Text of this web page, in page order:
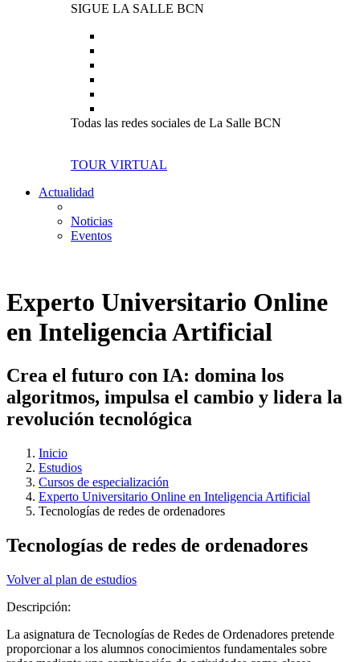
SIGUE LA SALLE BCN
Todas las redes sociales de La Salle BCN
TOUR VIRTUAL
Actualidad
Noticias
Eventos
Experto Universitario Online
en Inteligencia Artificial
Crea el futuro con IA: domina los
algoritmos, impulsa el cambio y lidera la
revolución tecnológica
Inicio
Estudios
Cursos de especialización
Experto Universitario Online en Inteligencia Artificial
Tecnologías de redes de ordenadores
Tecnologías de redes de ordenadores
Volver al plan de estudios
Descripción:
La asignatura de Tecnologías de Redes de Ordenadores pretende
proporcionar a los alumnos conocimientos fundamentales sobre